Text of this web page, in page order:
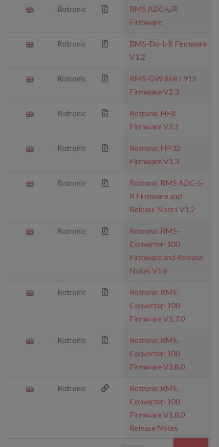
Rotronic
RMS ADC-L-R
Firmware
Rotronic
RMS-Do-L-R Firmware
V1.2
Rotronic
RMS-GW 868 / 915
Firmware V2.3
Rotronic
Rotronic HF8
Firmware V2.1
Rotronic
Rotronic HP32
Firmware V1.3
Rotronic
Rotronic RMS ADC-L-
R Firmware and
Release Notes V1.2
Rotronic
Rotronic RMS-
Converter-100
Firmware and Release
Notes V1.6
Rotronic
Rotronic RMS-
Converter-100
Firmware V1.7.0
Rotronic
Rotronic RMS-
Converter-100
Firmware V1.8.0
Rotronic
Rotronic RMS-
Converter-100
Firmware V1.8.0
Release Notes